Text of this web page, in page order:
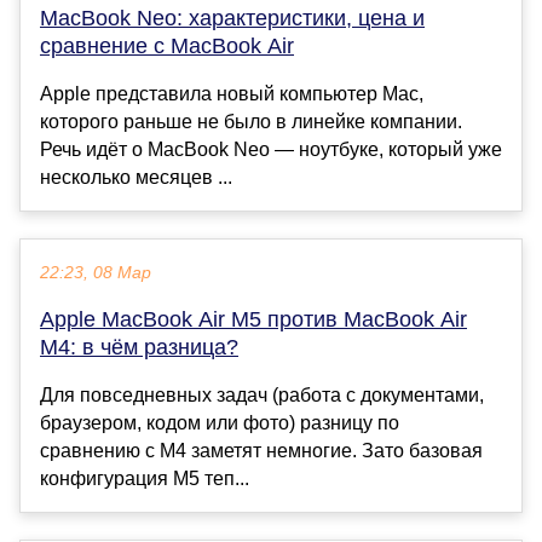
MacBook Neo: характеристики, цена и
сравнение с MacBook Air
Apple представила новый компьютер Mac,
которого раньше не было в линейке компании.
Речь идёт о MacBook Neo — ноутбуке, который уже
несколько месяцев ...
22:23, 08 Мар
Apple MacBook Air M5 против MacBook Air
M4: в чём разница?
Для повседневных задач (работа с документами,
браузером, кодом или фото) разницу по
сравнению с M4 заметят немногие. Зато базовая
конфигурация M5 теп...